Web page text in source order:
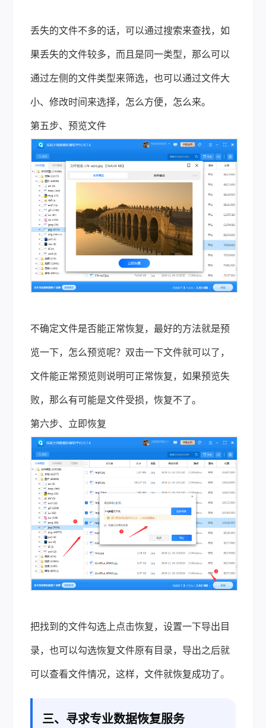
丢失的文件不多的话，可以通过搜索来查找，如
果丢失的文件较多，而且是同一类型，那么可以
通过左侧的文件类型来筛选，也可以通过文件大
小、修改时间来选择，怎么方便，怎么来。
第五步、预览文件
不确定文件是否能正常恢复，最好的方法就是预
览一下，怎么预览呢？双击一下文件就可以了，
文件能正常预览则说明可正常恢复，如果预览失
败，那么有可能是文件受损，恢复不了。
第六步、立即恢复
把找到的文件勾选上点击恢复，设置一下导出目
录，也可以勾选恢复文件原有目录，导出之后就
可以查看文件情况，这样，文件就恢复成功了。
三、寻求专业数据恢复服务